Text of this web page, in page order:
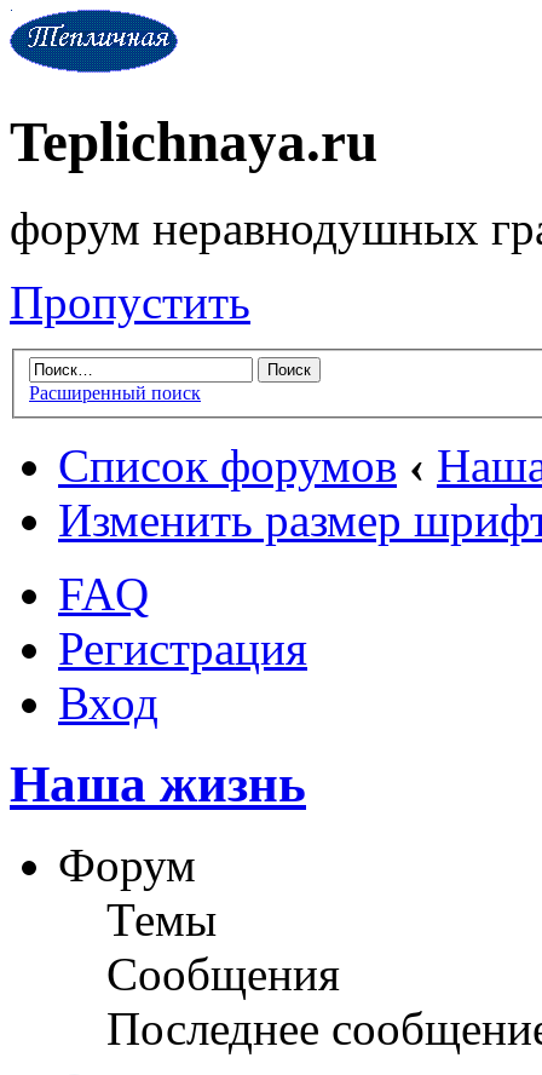
Teplichnaya.ru
форум неравнодушных
Пропустить
Расширенный поиск
Список форумов ‹
Изменить размер
FAQ
Регистрация
Вход
Наша жизнь
Форум
Темы
Сообщения
Последнее